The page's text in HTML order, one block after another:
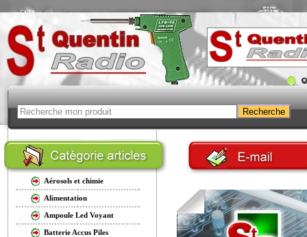
Aérosols et chimie
Alimentation
Ampoule Led Voyant
Batterie Accus Piles